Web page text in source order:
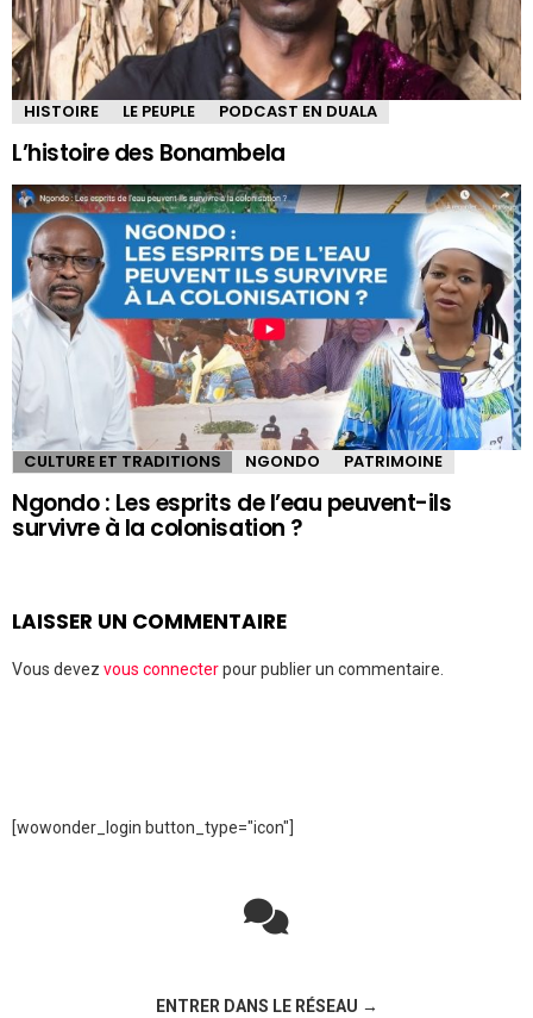
HISTOIRE LE PEUPLE PODCAST EN DUALA
L’histoire des Bonambela
CULTURE ET TRADITIONS NGONDO PATRIMOINE
Ngondo : Les esprits de l’eau peuvent-ils
survivre à la colonisation ?
LAISSER UN COMMENTAIRE
Vous devez vous connecterpour publier un commentaire.
[wowonder_login button_type="icon"]
ENTRER DANS LE RÉSEAU →